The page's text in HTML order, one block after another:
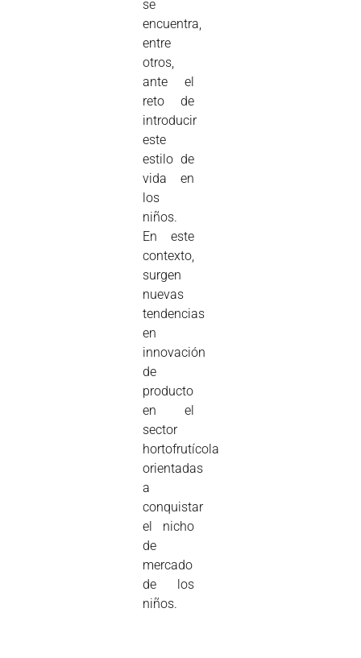
se
encuentra,
entre
otros,
ante el
reto de
introducir
este
estilo de
vida en
los
niños.
En este
contexto,
surgen
nuevas
tendencias
en
innovación
de
producto
en el
sector
hortofrutícola
orientadas
a
conquistar
el nicho
de
mercado
de los
niños.